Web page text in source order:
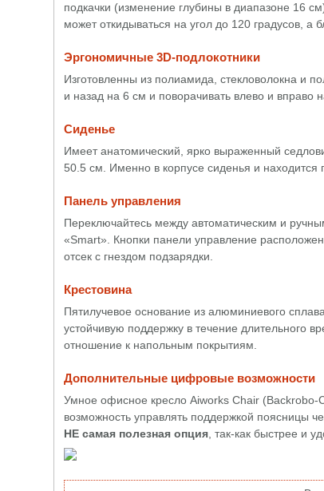
подкачки (изменение глубины в диапазоне 16
может откидываться на угол до 120 градусов, а
Эргономичные 3D-подлокотники
Изготовленны из полиамида, стекловолокна и
и назад на 6 см и поворачивать влево и вправо
Сиденье
Имеет анатомический, ярко выраженный
50.5 см. Именно в корпусе сиденья и находится
Панель управления
Переключайтесь между автоматическим и
«Smart». Кнопки панели управление
отсек с гнездом подзарядки.
Крестовина
Пятилучевое основание из алюминиевого
устойчивую поддержку в течение длительного
отношение к напольным покрытиям.
Дополнительные цифровые возможности
Умное офисное кресло Aiworks Chair
возможность управлять поддержкой поясницы
НЕ самая полезная опция , так-как быстрее и